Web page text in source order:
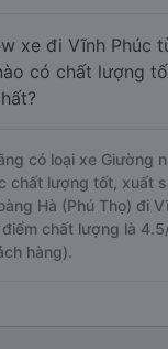
xe đi Vĩnh Phúc
có chất lượng
có loại xe Giường
chất lượng tốt, xuất
Hà (Phú Thọ) đi
điểm chất lượng là
hàng).